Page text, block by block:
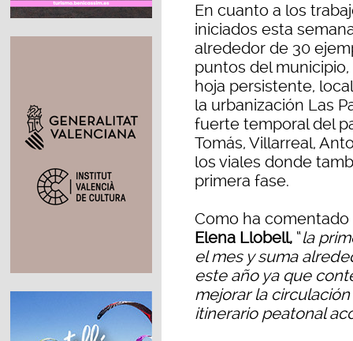
En cuanto a los
iniciados esta
alrededor de 30
puntos del
hoja persistente,
la urbanización Las
fuerte temporal del
Tomás, Villarreal,
los viales donde
primera fase.
Como ha
Elena Llobell, “la
el mes y suma
este año ya que
mejorar la
itinerario peatonal